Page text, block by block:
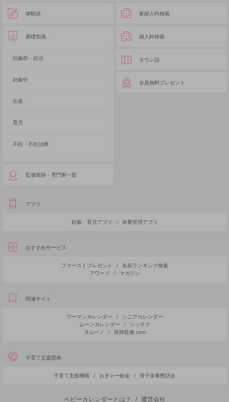
体験談
基礎知識
妊娠前・妊活
妊娠中
出産
育児
不妊・不妊治療
監修医師・専門家一覧
産婦人科検索
婦人科検索
タウン誌
全員無料プレゼント
アプリ
妊娠・育児アプリ / 体重管理アプリ
おすすめサービス
ファーストプレゼント /
名前ランキング検索
アワード
/ マガジン
関連サイト
ウーマンカレンダー /
シニアカレンダー
ムーンカレンダー
/
シッテク
ヨムーノ
/ 医師監修.com
子育て支援団体
子育て支援機構 / おぎゃー献金 / 母子栄養懇話会
ベビーカレンダーとは？ / 運営会社